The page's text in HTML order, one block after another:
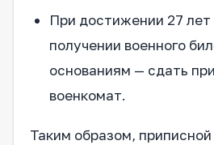
При достижении 27 лет
получении военного
основаниям — сдать
военкомат.
Таким образом,